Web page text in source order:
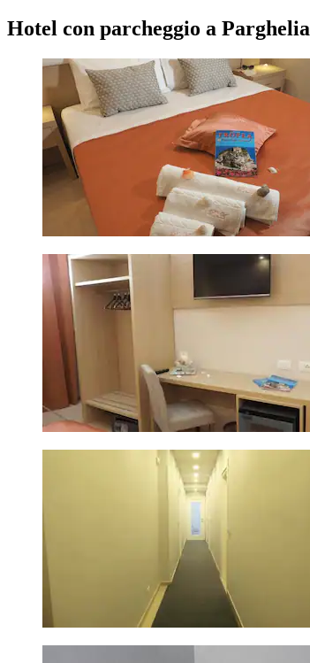
Hotel con parcheggio a Parghelia